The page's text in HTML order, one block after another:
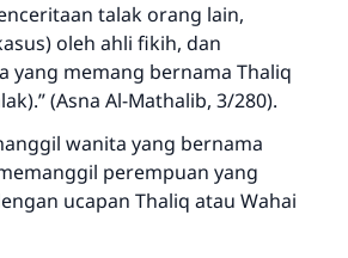
talak orang lain,
oleh ahli fikih, dan
yang memang bernama Thaliq
(Asna Al-Mathalib, 3/280).
wanita yang bernama
perempuan yang
ucapan Thaliq atau Wahai